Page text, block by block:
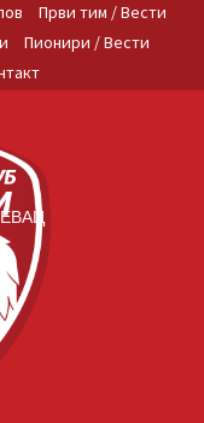
Први тим / Вести
Пионири / Вести